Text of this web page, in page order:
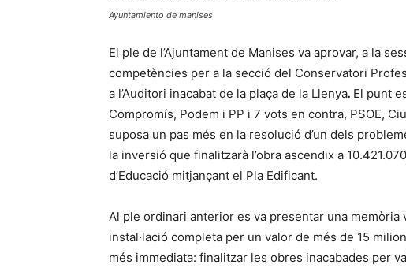
Ayuntamiento de manises
El ple de l’Ajuntament de Manises va aprovar, a la
competències per a la secció del Conservatori
a l’Auditori inacabat de la plaça de la Llenya. El punt
Compromís, Podem i PP i 7 vots en contra, PSOE,
suposa un pas més en la resolució d’un dels
la inversió que finalitzarà l’obra ascendix a
d’Educació mitjançant el Pla Edificant.
Al ple ordinari anterior es va presentar una memòria
instal·lació completa per un valor de més de 15
més immediata: finalitzar les obres inacabades per